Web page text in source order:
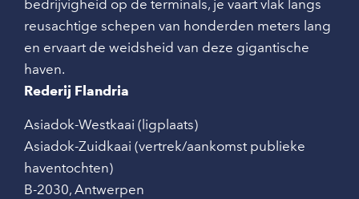
bedrijvigheid op de terminals, je vaart vlak langs
reusachtige schepen van honderden meters lang
en ervaart de weidsheid van deze gigantische
haven.
Rederij Flandria
Asiadok-Westkaai (ligplaats)
Asiadok-Zuidkaai (vertrek/aankomst publieke
haventochten)
B-2030, Antwerpen